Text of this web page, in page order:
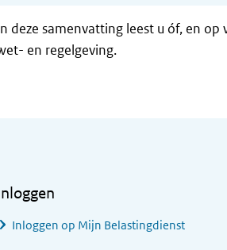
deze samenvatting leest u óf, en
en regelgeving.
Inloggen op Mijn Belastingdienst